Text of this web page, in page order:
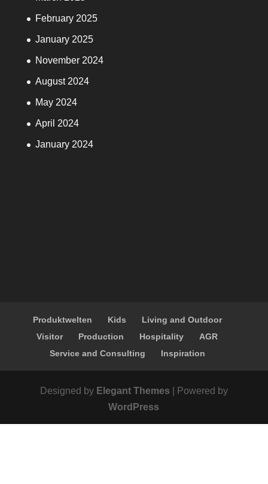
February 2025
January 2025
November 2024
August 2024
May 2024
April 2024
January 2024
Produktwelten Kids
Living and Outdoor
Visitor
Production Hospitality
AGR
Service and Consulting
Inspiration
Designed by Elegant Themes | Powered by
WordPress